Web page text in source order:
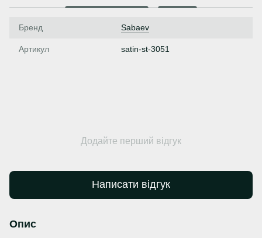
Бренд Sabaev
Артикул satin-st-3051
Додайте перший відгук
Написати відгук
Опис